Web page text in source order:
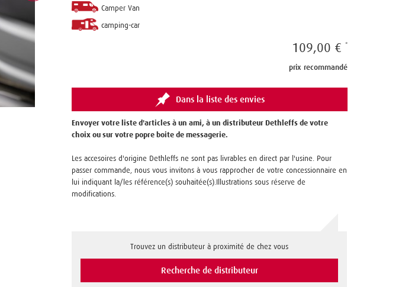
Camper Van
camping-car
109,00 €
prix recommandé
Dans la liste des envies
Envoyer votre liste d'articles à un ami, à un distributeur Dethleffs de votre
choix ou sur votre popre boite de messagerie.
Les accesoires d'origine Dethleffs ne sont pas livrables en direct par l'usine. Pour
passer commande, nous vous invitons à vous rapprocher de votre concessionnaire en
lui indiquant la/les référence(s) souhaitée(s).Illustrations sous réserve de
modifications.
Trouvez un distributeur à proximité de chez vous
Recherche de distributeur